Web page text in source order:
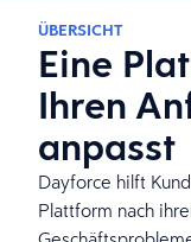
ÜBERSICHT
Eine
Ihren
anpasst
Dayforce hilft
Plattform nach